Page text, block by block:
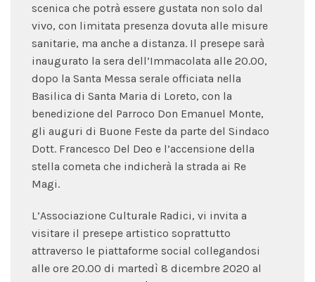
scenica che potrà essere gustata non solo dal
vivo, con limitata presenza dovuta alle misure
sanitarie, ma anche a distanza. Il presepe sarà
inaugurato la sera dell’Immacolata alle 20.00,
dopo la Santa Messa serale officiata nella
Basilica di Santa Maria di Loreto, con la
benedizione del Parroco Don Emanuel Monte,
gli auguri di Buone Feste da parte del Sindaco
Dott. Francesco Del Deo e l’accensione della
stella cometa che indicherà la strada ai Re
Magi.
L’Associazione Culturale Radici, vi invita a
visitare il presepe artistico soprattutto
attraverso le piattaforme social collegandosi
alle ore 20.00 di martedì 8 dicembre 2020 al